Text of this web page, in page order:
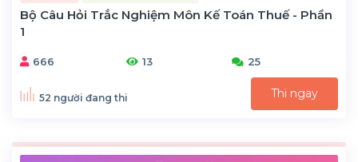
Bộ Câu Hỏi Trắc Nghiệm Môn Kế Toán Thuế - Phần
1
666 13 25
52 người đang thi Thi ngay